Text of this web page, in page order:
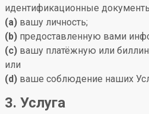
идентификационные
(a) вашу личность;
(b) предоставленную вами
(c) вашу платёжную или
или
(d) ваше соблюдение наших
3. Услуга